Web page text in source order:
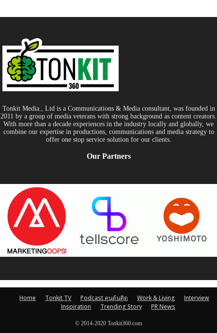
Tonkit Media., Ltd is a Communications & Media consultant, was founded in
2011 by a group of media veterans with strong background as content creators.
With more than a decade experiences in the industry locally and globally, we
combine our expertise in productions, communications and media strategy to
offer one stop service solution for our clients.
Our Partners
Home Tonkit TV Podcast คนต้นคิด Work & Living
Interview
Inspiration
Trending Story PR News
© 2014-2020 Tonkit360.com